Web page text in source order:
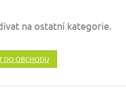
na ostatní kategorie.
DO OBCHODU